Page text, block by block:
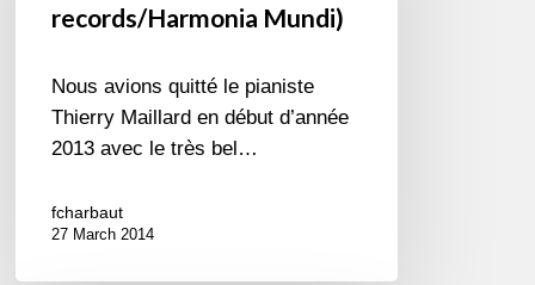
records/Harmonia
records/Harmonia Mundi)
Nous avions quitté le pianiste
Thierry Maillard en début d’année
2013 avec le très bel…
fcharbaut
27 March 2014